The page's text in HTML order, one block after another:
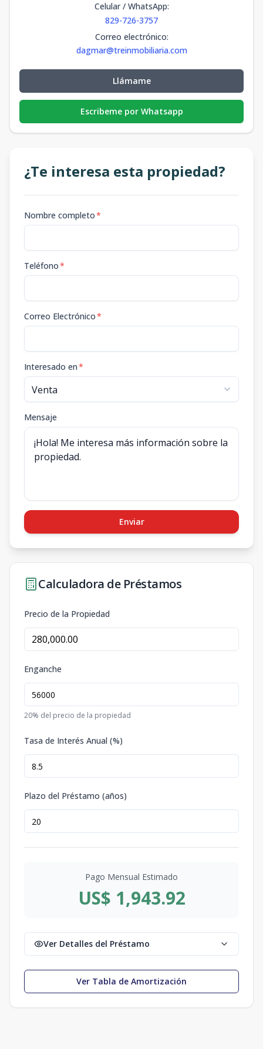
Celular / WhatsApp:
829-726-3757
Correo electrónico:
dagmar@treinmobiliaria.com
Llámame
Escribeme por Whatsapp
¿Te interesa esta propiedad?
Nombre completo*
Teléfono*
Correo Electrónico*
Interesado en*
Mensaje
Enviar
Calculadora de Préstamos
Precio de la Propiedad
Enganche
20% del precio de la propiedad
Tasa de Interés Anual (%)
Plazo del Préstamo (años)
Pago Mensual Estimado
US$ 1,943.92
Ver Detalles del Préstamo
Ver Tabla de Amortización